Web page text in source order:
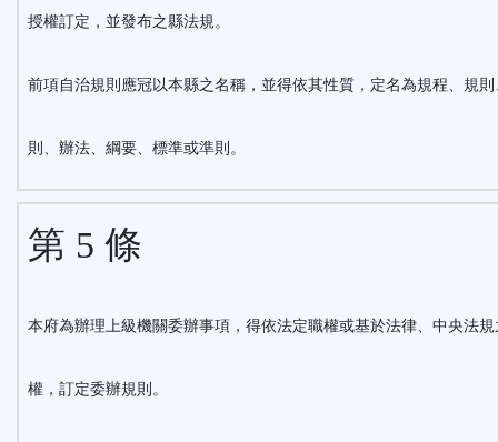
授權訂定，並發布之縣法規。
前項自治規則應冠以本縣之名稱，並得依其性質，定名為規程、規則
則、辦法、綱要、標準或準則。
第 5 條
本府為辦理上級機關委辦事項，得依法定職權或基於法律、中央法規
權，訂定委辦規則。